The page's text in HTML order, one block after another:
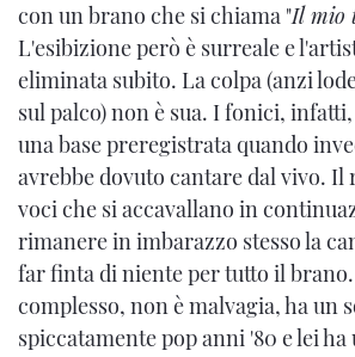
con un brano che si chiama "Il mio
L'esibizione però è surreale e
eliminata subito. La colpa (anzi
sul palco) non è sua. I fonici,
una base preregistrata quando
avrebbe dovuto cantare dal vivo. Il
voci che si accavallano in
rimanere in imbarazzo stesso la
far finta di niente per tutto il
complesso, non è malvagia, ha un
spiccatamente pop anni '80 e lei